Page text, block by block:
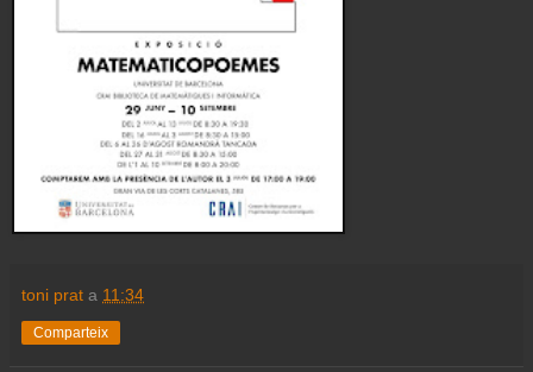
toni prat a 11:34
Comparteix